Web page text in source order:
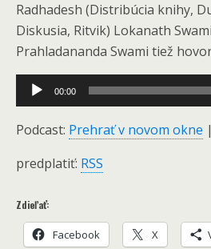
Radhadesh (Distribúcia knihy,
Diskusia, Ritvik) Lokanath
Prahladananda Swami tiež
Audio
Player
00:00
Podcast: Prehrať v novom okne |
predplatiť: RSS
Zdieľať:
Facebook X